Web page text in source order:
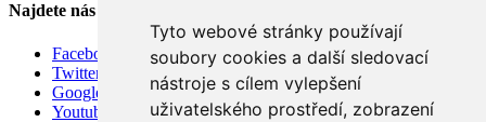
Tyto webové stránky používají
soubory cookies a další sledovací
nástroje s cílem vylepšení
uživatelského prostředí, zobrazení
Najdete nás
Facebook
Twitter
Google
Youtube